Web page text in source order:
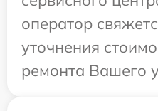
оператор
уточнения
ремонта Вашего